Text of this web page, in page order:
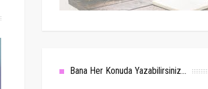
Bana Her Konuda Yazabilirsiniz...